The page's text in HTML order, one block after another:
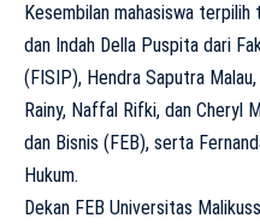
Kesembilan mahasiswa
dan Indah Della Puspita dari
(FISIP), Hendra Saputra
Rainy, Naffal Rifki, dan Cheryl
dan Bisnis (FEB), serta
Hukum.
Dekan FEB Universitas